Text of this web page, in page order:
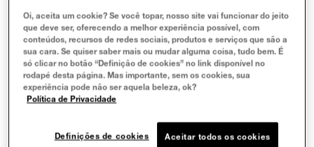
Como o Blush Sunkisser entrega o efeito da
tendência?
O verão pede um visual fresco, natural e cheio
de glow! Se você ainda não conhece ojelly
blush, prepare-se para se apaixonar pela
tendência que está conquistando o mundo da
beleza. Com textura gelatinosa única e
entrega aquele efeito de pele bronzeada e
radiante que todo mundo ama.
Oi, aceita um cookie? Se você topar, nosso site vai funcionar do jeito
que deve ser, oferecendo a melhor experiência possível, com
conteúdos, recursos de redes sociais, produtos e serviços que são a
sua cara. Se quiser saber mais ou mudar alguma coisa, tudo bem. É
só clicar no botão “Definição de cookies” no link disponível no
rodapé desta página. Mas importante, sem os cookies, sua
experiência pode não ser aquela beleza, ok?
Política de Privacidade
Definições de cookies Aceitar todos os cookies